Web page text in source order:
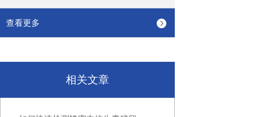
查看更多
相关文章